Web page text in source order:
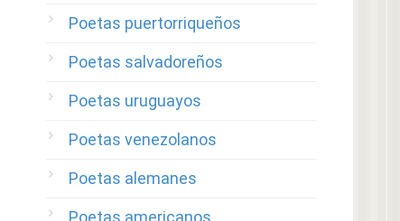
Poetas puertorriqueños
Poetas salvadoreños
Poetas uruguayos
Poetas venezolanos
Poetas alemanes
Poetas americanos